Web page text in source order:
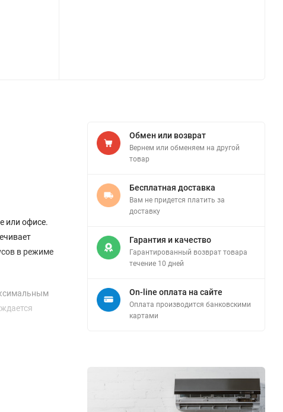
или офисе.
в режиме
для
Обмен или возврат
Вернем или обменяем на другой
товар
Бесплатная доставка
Вам не придется платить за
доставку
Гарантия и качество
Гарантированный возврат товара
течение 10 дней
On-line оплата на сайте
Оплата производится банковскими
картами